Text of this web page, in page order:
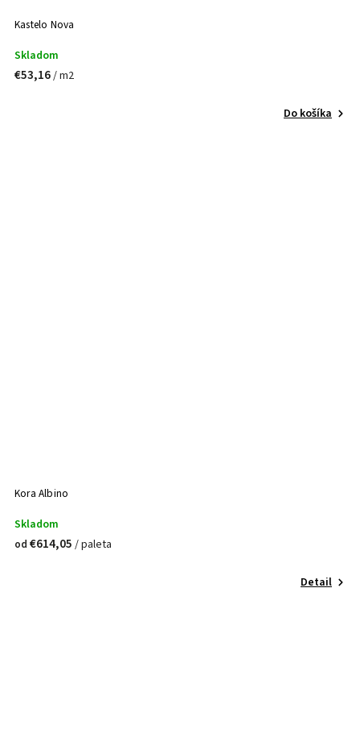
Kastelo Nova
Skladom
€53,16/ m2
Do košíka
Kora Albino
Skladom
od €614,05 / paleta
Detail